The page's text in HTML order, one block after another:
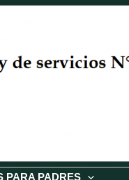
PARA PADRES